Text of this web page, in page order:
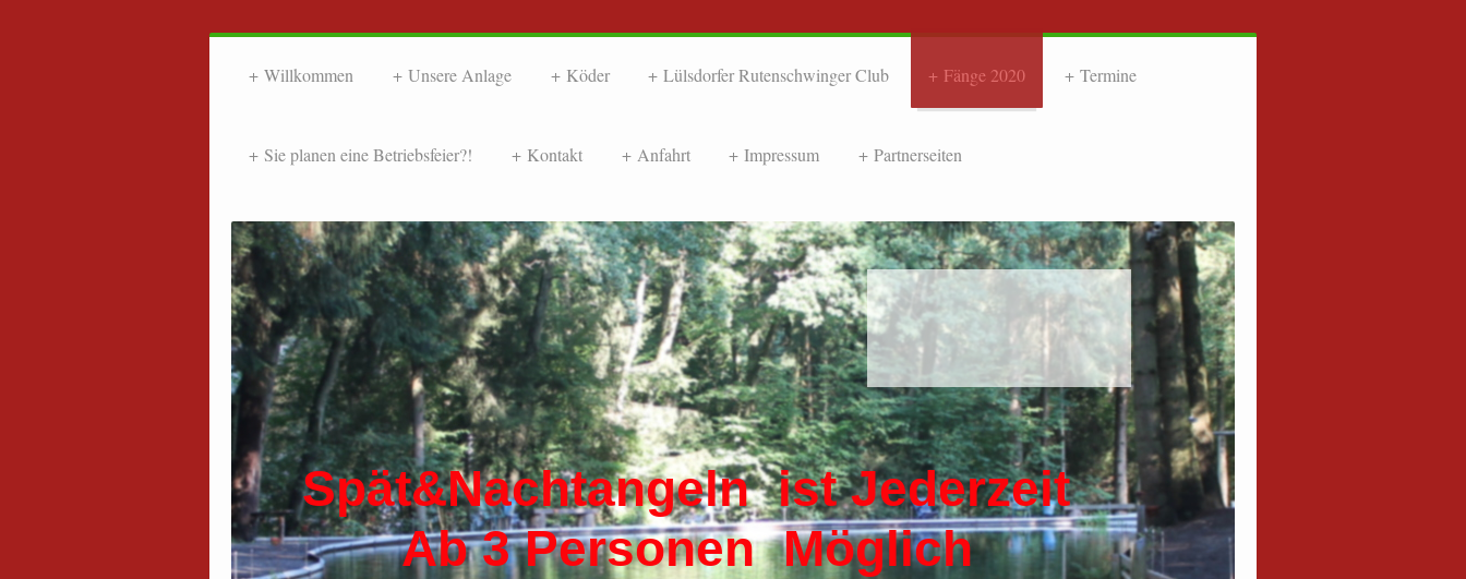
Willkommen Unsere Anlage Köder Lülsdorfer Rutenschwinger Club Fänge 2020 Termine
Sie planen eine Betriebsfeier?! Kontakt Anfahrt Impressum Partnerseiten
Spät&Nachtangeln ist Jederzeit
Ab 3 Personen Möglich